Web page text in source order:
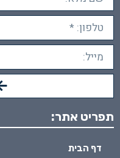
תפריט אתר:
דף הבית